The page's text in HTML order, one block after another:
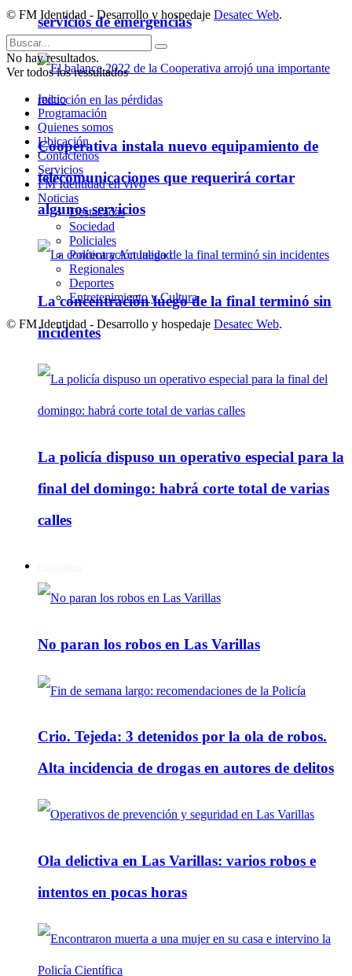
servicios de emergencias
Cooperativa instala nuevo equipamiento de
telecomunicaciones que requerirá cortar
algunos servicios
La concentración luego de la final terminó sin
incidentes
La policía dispuso un operativo especial para la
final del domingo: habrá corte total de varias
calles
No paran los robos en Las Varillas
Crio. Tejeda: 3 detenidos por la ola de robos.
Alta incidencia de drogas en autores de delitos
Ola delictiva en Las Varillas: varios robos e
intentos en pocas horas
© FM Identidad - Desarrollo y hospedaje Desatec Web.
No hay resultados.
Ver todos los ressultados
Inicio
Programación
Quienes somos
Ubicación
Contáctenos
Servicios
FM Identidad en vivo
Noticias
Destacadas
Sociedad
Policiales
Política y Actualidad
Regionales
Deportes
Entretenimiento y Cultura
© FM Identidad - Desarrollo y hospedaje Desatec Web.